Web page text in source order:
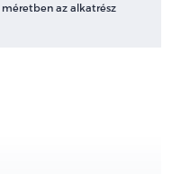
az alkatrész